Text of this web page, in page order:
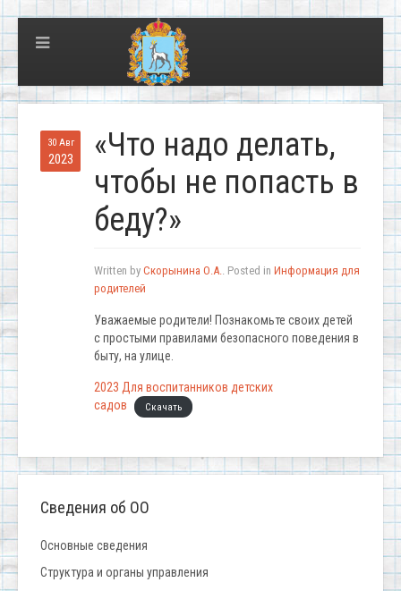
30 Авг
2023
«Что надо делать,
чтобы не попасть в
беду?»
Written by Скорынина О.А.. Posted in Информация для
родителей
Уважаемые родители! Познакомьте своих детей
с простыми правилами безопасного поведения в
быту, на улице.
2023 Для воспитанников детских
садов
Скачать
Сведения об ОО
Основные сведения
Структура и органы управления